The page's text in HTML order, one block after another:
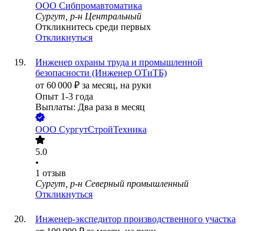
ООО Сибпромавтоматика
Сургут, р-н Центральный
Откликнитесь среди первых
Откликнуться
Инженер охраны труда и промышленной
безопасности (Инженер ОТиТБ)
от 60 000 ₽ за месяц, на руки
Опыт 1-3 года
Выплаты: Два раза в месяц
ООО СургутСтройТехника
5.0
•
1 отзыв
Сургут, р-н Северный промышленный
Откликнуться
Инженер-экспедитор производственного участка